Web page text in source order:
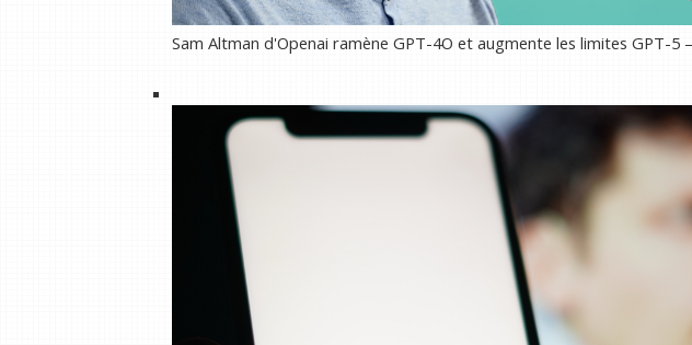
Sam Altman d'Openai ramène GPT-4O et augmente les limites GPT-5